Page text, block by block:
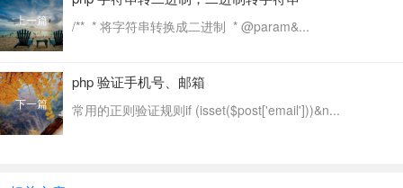
上一篇 /** * 将字符串转换成二进制 * @param&...
下一篇
php 验证手机号、邮箱
常用的正则验证规则if (isset($post['email']))&n...